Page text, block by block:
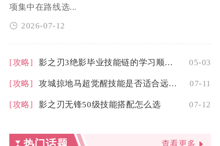
项集中在路线选...
2026-07-12
[攻略] 影之刃3绝影毕业技能链的学习顺序有要求吗 05-03
[攻略] 攻城掠地马超觉醒技能是否适合远程攻击 07-11
[攻略] 影之刃无锋50级技能搭配怎么选 07-12
查看更多